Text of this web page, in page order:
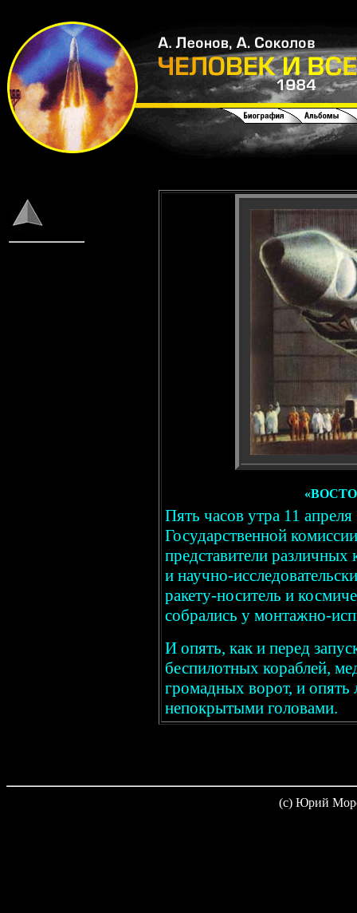
Пять часов утра 11
Государственной
представители
и научно-
ракету-носитель и
собрались у монтажно-
И опять, как и перед
беспилотных кораблей,
громадных ворот, и опять
непокрытыми головами.
(c) Юрий